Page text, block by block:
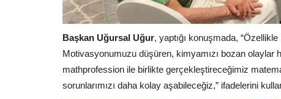
Başkan Uğursal Uğur, yaptığı konuşmada,
Motivasyonumuzu düşüren, kimyamızı bozan
mathprofession ile birlikte gerçekleştireceğimiz
sorunlarımızı daha kolay aşabileceğiz,” ifadelerini